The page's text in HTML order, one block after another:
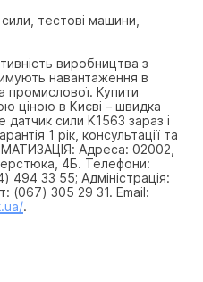
тестові машини,
виробництва з
навантаження в
промислової. Купити
ціною в Києві – швидка
датчик сили K1563 зараз і
1 рік, консультації та
Адреса: 02002,
4Б. Телефони:
33 55; Адміністрація:
(067) 305 29 31. Email:
.